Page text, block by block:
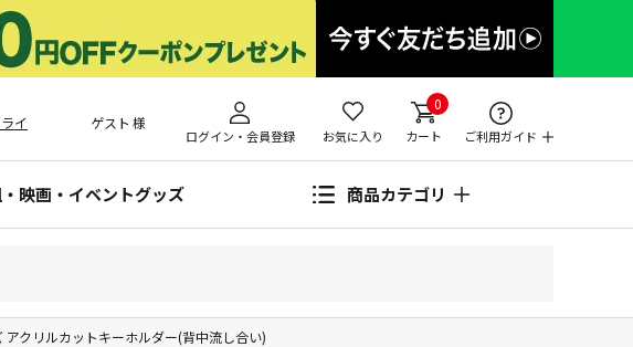
イ
ゲスト 様
ログイン・会員登録 お気に入り
0
カート ご利用ガイド
映画・イベントグッズ 商品カテゴリ
アクリルカットキーホルダー(背中流し合い)